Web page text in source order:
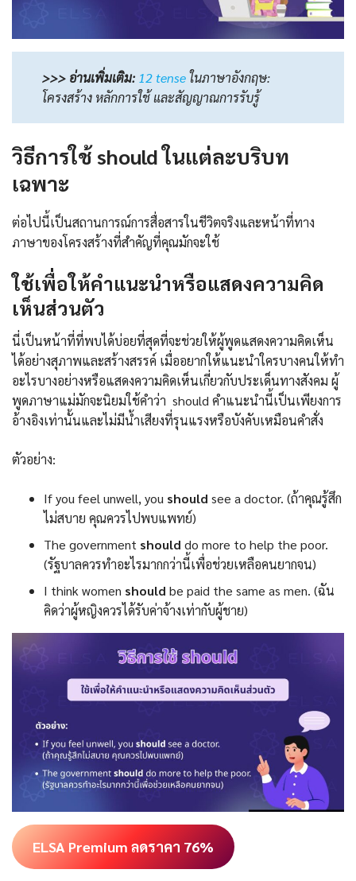
>>> อ่านเพิ่มเติม: 12 tenseในภาษาอังกฤษ:
โครงสร้าง หลักการใช้ และสัญญาณการรับรู้
วิธีการใช้ should ในแต่ละบริบท
เฉพาะ
ต่อไปนี้เป็นสถานการณ์การสื่อสารในชีวิตจริงและหน้าที่ทาง
ภาษาของโครงสร้างที่สำคัญที่คุณมักจะใช้
ใช้เพื่อให้คำแนะนำหรือแสดงความคิด
เห็นส่วนตัว
นี่เป็นหน้าที่ที่พบได้บ่อยที่สุดที่จะช่วยให้ผู้พูดแสดงความคิดเห็น
ได้อย่างสุภาพและสร้างสรรค์ เมื่ออยากให้แนะนำใครบางคนให้ทำ
อะไรบางอย่างหรือแสดงความคิดเห็นเกี่ยวกับประเด็นทางสังคม ผู้
พูดภาษาแม่มักจะนิยมใช้คำว่า should คำแนะนำนี้เป็นเพียงการ
อ้างอิงเท่านั้นและไม่มีน้ำเสียงที่รุนแรงหรือบังคับเหมือนคำสั่ง
ตัวอย่าง:
If you feel unwell, you should see a doctor. (ถ้าคุณรู้สึก
ไม่สบาย คุณควรไปพบแพทย์)
The government should do more to help the poor.
(รัฐบาลควรทำอะไรมากกว่านี้เพื่อช่วยเหลือคนยากจน)
I think women should be paid the same as men. (ฉัน
คิดว่าผู้หญิงควรได้รับค่าจ้างเท่ากับผู้ชาย)
ELSA Premium ลดราคา 76%